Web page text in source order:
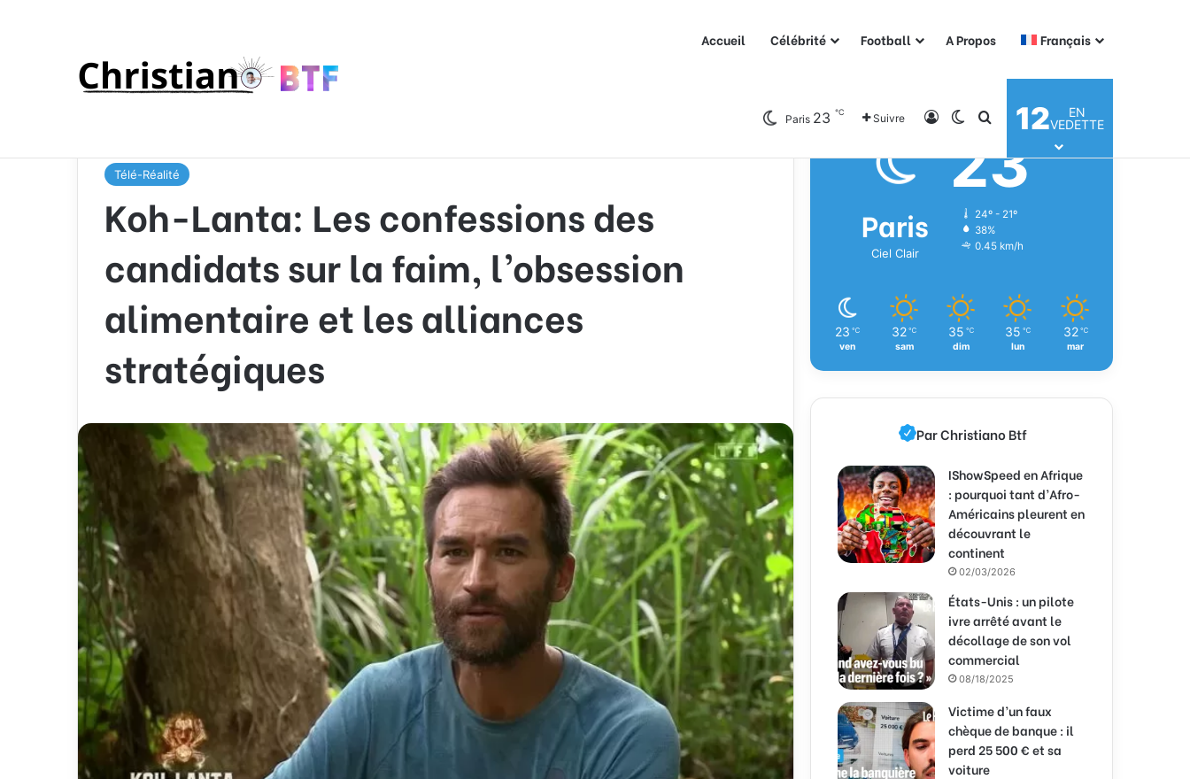
Accueil Célébrité Football A Propos Français
Paris 23 ℃ Suivre ConnexionSwitch skin
Rechercher
12
EN
VEDETTE
Télé-Réalité
Koh-Lanta: Les confessions des
candidats sur la faim, l’obsession
alimentaire et les alliances
stratégiques
Météo
Paris
Ciel Clair
23 ℃
24º - 21º
38%
0.45 km/h
23 ℃
ven
32 ℃
sam
35 ℃
dim
35 ℃
lun
32 ℃
mar
Par Christiano Btf
IShowSpeed en Afrique
: pourquoi tant d’Afro-
Américains pleurent en
découvrant le
continent
02/03/2026
États-Unis : un pilote
ivre arrêté avant le
décollage de son vol
commercial
08/18/2025
Victime d’un faux
chèque de banque : il
perd 25 500 € et sa
voiture